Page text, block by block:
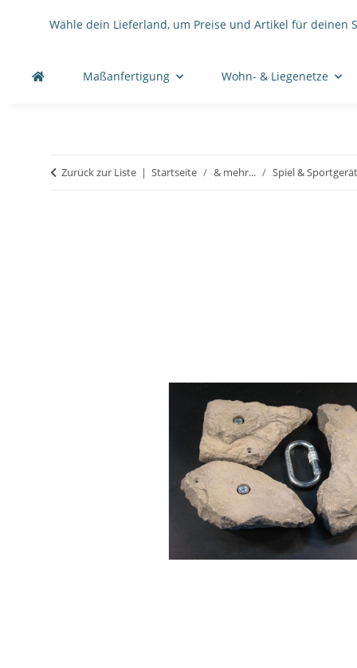
Wähle dein Lieferland, um Preise und Artikel für deinen
Maßanfertigung Wohn- & Liegenetze
Zurück zur Liste Startseite & mehr... Spiel &